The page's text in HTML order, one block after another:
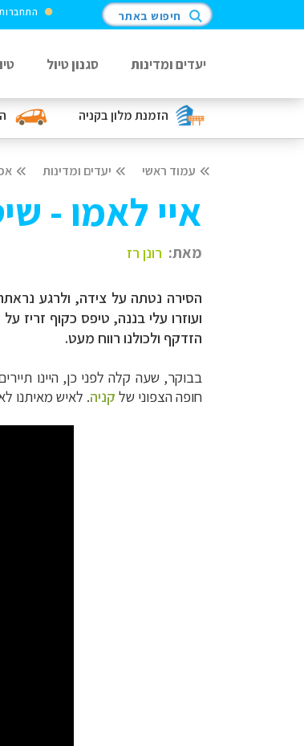
הזמנת מלוןבקניה
חיפוש באתר
יעדים ומדינות סגנון טיול
עמוד ראשי יעדים ומדינות
איי לאמו -
מאת: רונן רז
הסירה נטתה על צידה, ולרגע
ועוזרו עלי בננה, טיפס כקוף
הזדקף ולכולנו רווח מעט.
בבוקר, שעה קלה לפני כן, היינו
חופה הצפוני של קניה. לאיש מאיתנו